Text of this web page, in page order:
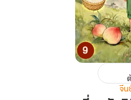
จีน